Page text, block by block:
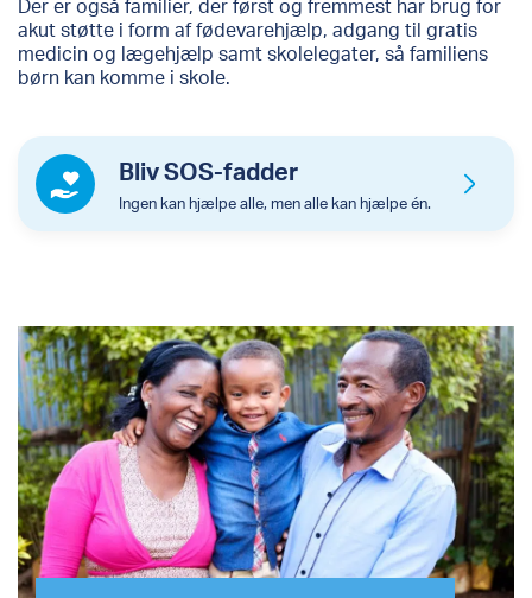
Der er også familier, der først og fremmest har brug for
akut støtte i form af fødevarehjælp, adgang til gratis
medicin og lægehjælp samt skolelegater, så familiens
børn kan komme i skole.
Ingen kan hjælpe alle, men alle kan hjælpe én.
Bliv SOS-fadder